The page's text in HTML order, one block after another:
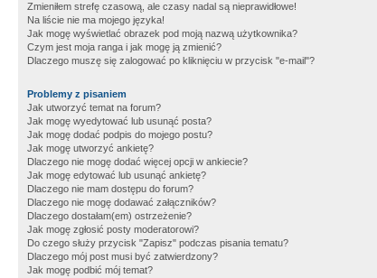
Zmieniłem strefę czasową, ale czasy nadal są nieprawidłowe!
Na liście nie ma mojego języka!
Jak mogę wyświetlać obrazek pod moją nazwą użytkownika?
Czym jest moja ranga i jak mogę ją zmienić?
Dlaczego muszę się zalogować po kliknięciu w przycisk "e-mail"?
Problemy z pisaniem
Jak utworzyć temat na forum?
Jak mogę wyedytować lub usunąć posta?
Jak mogę dodać podpis do mojego postu?
Jak mogę utworzyć ankietę?
Dlaczego nie mogę dodać więcej opcji w ankiecie?
Jak mogę edytować lub usunąć ankietę?
Dlaczego nie mam dostępu do forum?
Dlaczego nie mogę dodawać załączników?
Dlaczego dostałam(em) ostrzeżenie?
Jak mogę zgłosić posty moderatorowi?
Do czego służy przycisk "Zapisz" podczas pisania tematu?
Dlaczego mój post musi być zatwierdzony?
Jak mogę podbić mój temat?